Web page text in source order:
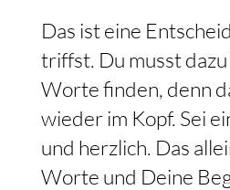
Das ist eine
triffst. Du musst
Worte finden, denn
wieder im Kopf. Sei
und herzlich. Das
Worte und Deine